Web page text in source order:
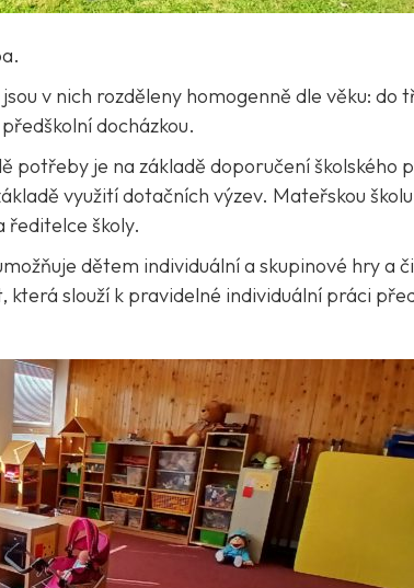
v nich rozděleny homogenně dle věku: do
docházkou.
je na základě doporučení školského
využití dotačních výzev. Mateřskou
ředitelce školy.
dětem individuální a skupinové hry a
slouží k pravidelné individuální práci